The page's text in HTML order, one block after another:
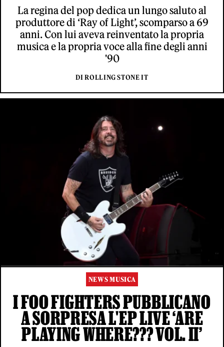
La regina del pop dedica un lungo saluto al
produttore di ‘Ray of Light’, scomparso a 69
anni. Con lui aveva reinventato la propria
musica e la propria voce alla fine degli anni
'90
DI ROLLING STONE IT
NEWS MUSICA
I FOO FIGHTERS PUBBLICANO
A SORPRESA L'EP LIVE ‘ARE
PLAYING WHERE??? VOL. II’